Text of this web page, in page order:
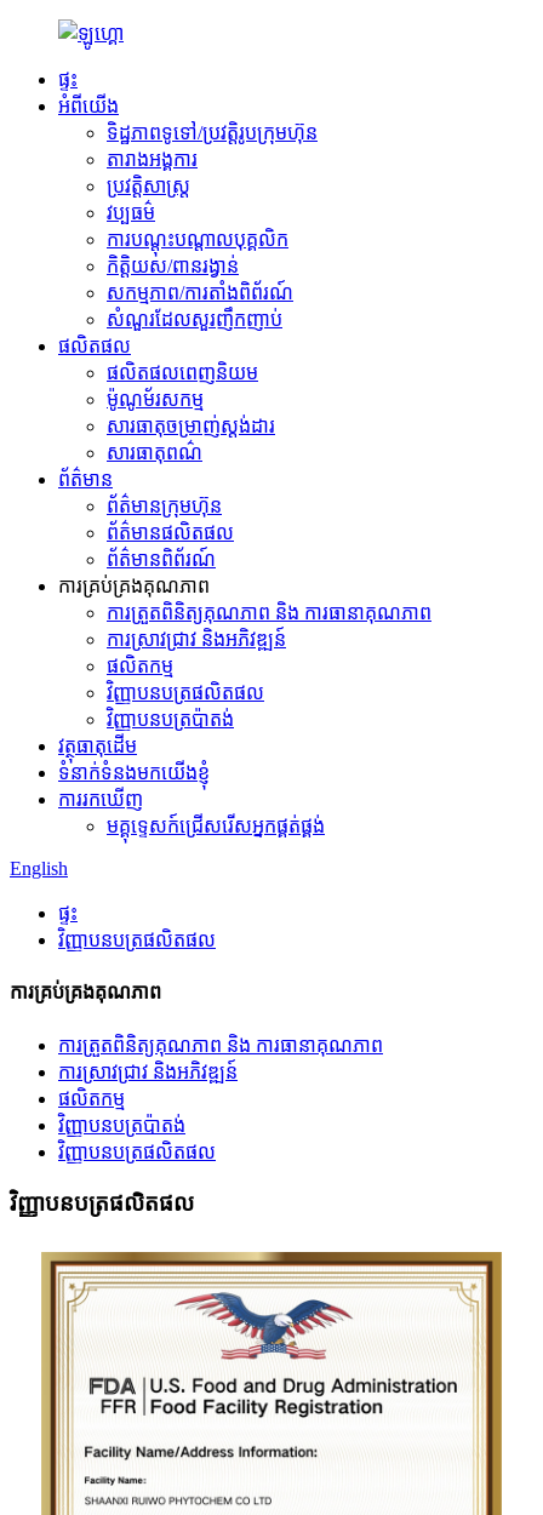
ផ្ទះ
អំពីយើង
ទិដ្ឋភាពទូទៅ/ប្រវត្តិរូបក្រុមហ៊ុន
តារាងអង្គការ
ប្រវត្តិសាស្ត្រ
វប្បធម៌
ការបណ្តុះបណ្តាលបុគ្គលិក
កិត្តិយស/ពានរង្វាន់
សកម្មភាព/ការតាំងពិព័រណ៍
សំណួរដែលសួរញឹកញាប់
ផលិតផល
ផលិតផលពេញនិយម
ម៉ូណូម័រសកម្ម
សារធាតុចម្រាញ់ស្តង់ដារ
សារធាតុពណ៌
ព័ត៌មាន
ព័ត៌មានក្រុមហ៊ុន
ព័ត៌មានផលិតផល
ព័ត៌មានពិព័រណ៍
ការគ្រប់គ្រងគុណភាព
ការត្រួតពិនិត្យគុណភាព និង ការធានាគុណភាព
ការស្រាវជ្រាវ និងអភិវឌ្ឍន៍
ផលិតកម្ម
វិញ្ញាបនបត្រផលិតផល
វិញ្ញាបនបត្រប៉ាតង់
វត្ថុធាតុដើម
ទំនាក់ទំនងមកយើងខ្ញុំ
ការរកឃើញ
មគ្គុទ្ទេសក៍ជ្រើសរើសអ្នកផ្គត់ផ្គង់
English
ផ្ទះ
វិញ្ញាបនបត្រផលិតផល
ការគ្រប់គ្រងគុណភាព
ការត្រួតពិនិត្យគុណភាព និង ការធានាគុណភាព
ការស្រាវជ្រាវ និងអភិវឌ្ឍន៍
ផលិតកម្ម
វិញ្ញាបនបត្រប៉ាតង់
វិញ្ញាបនបត្រផលិតផល
វិញ្ញាបនបត្រផលិតផល